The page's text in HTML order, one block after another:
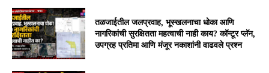
तळजाईतील जलप्रवाह, भूस्खलनाचा धोका आणि
नागरिकांची सुरक्षितता महत्वाची नाही काय? कॉन्टूर प्लॅन,
उपग्रह प्रतिमा आणि मंजूर नकाशांनी वाढवले प्रश्न